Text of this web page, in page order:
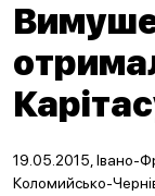
19.05.2015, Івано-
Коломийсько-